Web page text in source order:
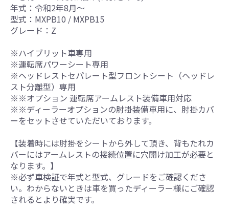
年式：令和2年8月～
型式：MXPB10 / MXPB15
グレード：Z
※ハイブリット車専用
※運転席パワーシート専用
※ヘッドレストセパレート型フロントシート（ヘッドレ
スト分離型）専用
※※オプション 運転席アームレスト装備車用対応
※※ディーラーオプションの肘掛装備車用に、肘掛カバ
ーをセットさせていただいております。
【装着時には肘掛をシートから外して頂き、背もたれカ
バーにはアームレストの接続位置に穴開け加工が必要と
なります。】
※必ず車検証で年式と型式、グレードをご確認くださ
い。わからないときは車を買ったディーラー様にご確認
されるとより確実です。